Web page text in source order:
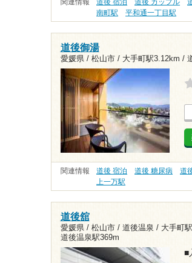
関連情報 道後 宿泊 道後 カップル
南町駅
平和通一丁目駅
道後御湯
愛媛県 / 松山市 / 大手町駅3.12km /
関連情報 道後 宿泊 道後 糖尿病 道
上一万駅
道後舘
愛媛県 / 松山市 / 道後温泉 / 大手町
道後温泉駅369m
■